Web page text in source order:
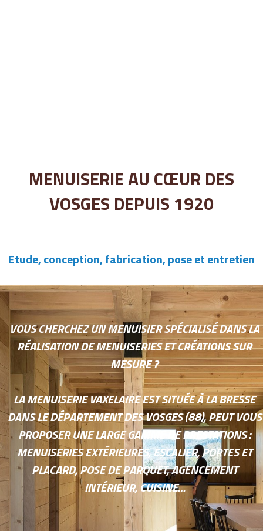
MENUISERIE AU CŒUR DES
VOSGES DEPUIS 1920
Etude, conception, fabrication, pose et entretien
VOUS CHERCHEZ UN MENUISIER SPÉCIALISÉ DANS LA
RÉALISATION DE MENUISERIES ET CRÉATIONS SUR
MESURE ?
LA MENUISERIE VAXELAIRE EST SITUÉE À LA BRESSE
DANS LE DÉPARTEMENT DES VOSGES (88), PEUT VOUS
PROPOSER UNE LARGE GAMME DE PRESTATIONS :
MENUISERIES EXTÉRIEURES, ESCALIER, PORTES ET
PLACARD, POSE DE PARQUET, AGENCEMENT
INTÉRIEUR, CUISINE…